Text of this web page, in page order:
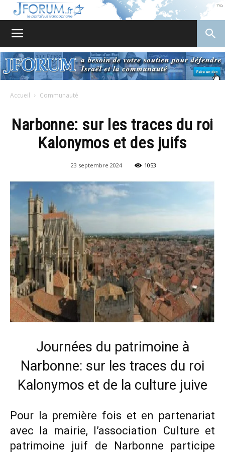
Accueil Communauté
Narbonne: sur les traces du roi
Kalonymos et des juifs
23 septembre 2024 1053
Journées du patrimoine à
Narbonne: sur les traces du roi
Kalonymos et de la culture juive
Pour la première fois et en partenariat
avec la mairie, l’association Culture et
patrimoine juif de Narbonne participe